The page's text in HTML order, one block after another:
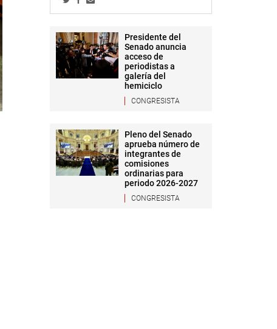
Presidente del
Senado anuncia
acceso de
periodistas a
galería del
hemiciclo
CONGRESISTA
Pleno del Senado
aprueba número de
integrantes de
comisiones
ordinarias para
periodo 2026-2027
CONGRESISTA